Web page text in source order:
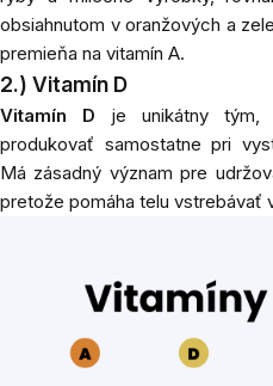
obsiahnutom v oranžových a
premieňa na vitamín A.
2.) Vitamín D
Vitamín D je unikátny
produkovať samostatne pri
Má zásadný význam pre
pretože pomáha telu vstrebávať